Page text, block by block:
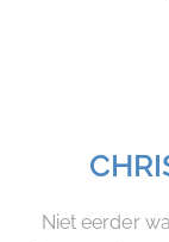
Niet eerder